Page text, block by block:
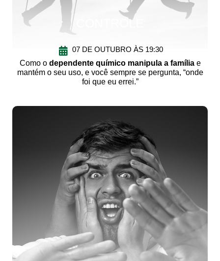
07 DE OUTUBRO ÀS 19:30
CONTROLE
Como o dependente químico manipula a família e
mantém o seu uso, e você sempre se pergunta, “onde
foi que eu errei.”